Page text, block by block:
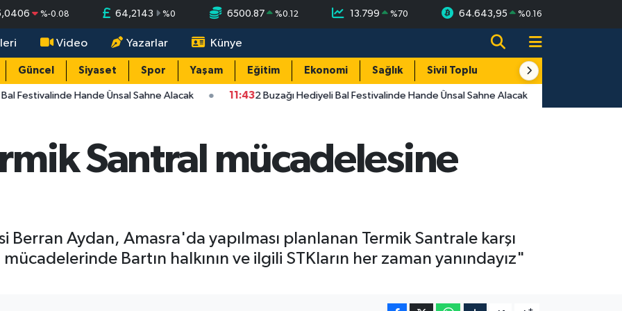
%-0.08 64,2143 %0 6500.87 %0.12 13.799 %70 64.643,95 %0.16
Video Yazarlar Künye
Güncel Siyaset Spor Yaşam Eğitim Ekonomi Sağlık Sivil Toplum Turizm
Festivalinde Hande Ünsal Sahne Alacak 11:432 Buzağı Hediyeli Bal Festivalinde Hande Ünsal Sahne Alacak
Santral mücadelesine
Berran Aydan, Amasra'da yapılması planlanan Termik Santrale karşı
Bartın halkının ve ilgili STKların her zaman yanındayız"